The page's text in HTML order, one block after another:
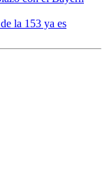
la 153 ya es